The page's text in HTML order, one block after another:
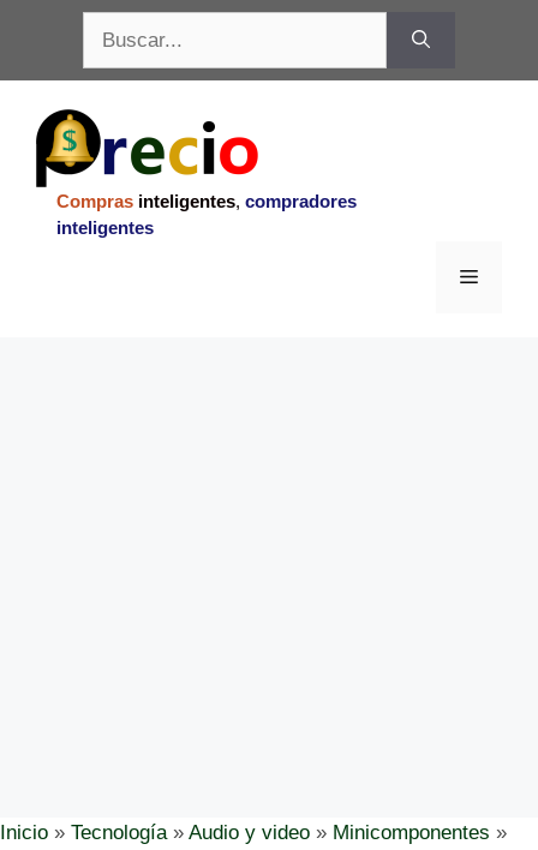
contenido
Compras inteligentes, compradores
inteligentes
Menu
Inicio » Tecnología» Audio y video » Minicomponentes »